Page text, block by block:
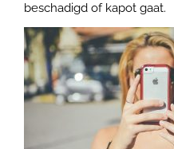
beschadigd of kapot gaat.